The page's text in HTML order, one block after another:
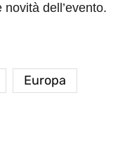
dell’evento.
Europa